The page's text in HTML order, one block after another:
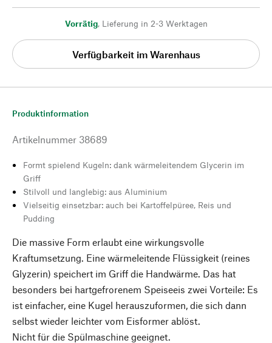
Vorrätig, Lieferung in 2-3 Werktagen
Verfügbarkeit im Warenhaus
Produktinformation
Artikelnummer 38689
Formt spielend Kugeln: dank wärmeleitendem Glycerin im
Griff
Stilvoll und langlebig: aus Aluminium
Vielseitig einsetzbar: auch bei Kartoffelpüree, Reis und
Pudding
Die massive Form erlaubt eine wirkungsvolle
Kraftumsetzung. Eine wärmeleitende Flüssigkeit (reines
Glyzerin) speichert im Griff die Handwärme. Das hat
besonders bei hartgefrorenem Speiseeis zwei Vorteile: Es
ist einfacher, eine Kugel herauszuformen, die sich dann
selbst wieder leichter vom Eisformer ablöst.
Nicht für die Spülmaschine geeignet.